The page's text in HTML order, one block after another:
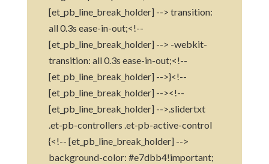
[et_pb_line_break_holder] --> transition:
all 0.3s ease-in-out;<!--
[et_pb_line_break_holder] --> -webkit-
transition: all 0.3s ease-in-out;<!--
[et_pb_line_break_holder] -->}<!--
[et_pb_line_break_holder] --><!--
[et_pb_line_break_holder] -->.slidertxt
.et-pb-controllers .et-pb-active-control
{<!-- [et_pb_line_break_holder] -->
background-color: #e7dbb4!important;